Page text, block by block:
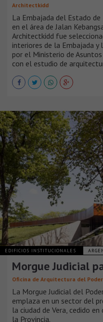
Architectkidd
La Embajada del Estado
en el área de Jalan
Architectkidd fue
interiores de la Embajada y
por el Ministerio de
con el estudio de
EDIFICIOS INSTITUCIONALES
Morgue Judicial
Oficina de Arquitectura del
La Morgue Judicial del
emplaza en un sector del
la ciudad de Vera, cedido
la Provincia.